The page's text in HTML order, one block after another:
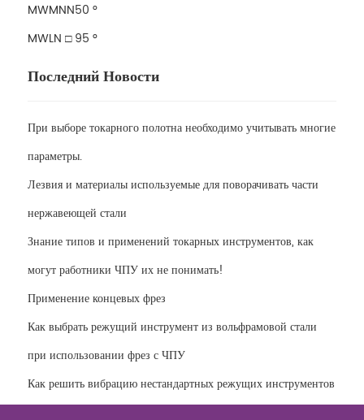
MWMNN50 °
MWLN □ 95 °
Последний Новости
При выборе токарного полотна необходимо учитывать многие
параметры.
Лезвия и материалы используемые для поворачивать части
нержавеющей стали
Знание типов и применений токарных инструментов, как
могут работники ЧПУ их не понимать!
Применение концевых фрез
Как выбрать режущий инструмент из вольфрамовой стали
при использовании фрез с ЧПУ
Как решить вибрацию нестандартных режущих инструментов